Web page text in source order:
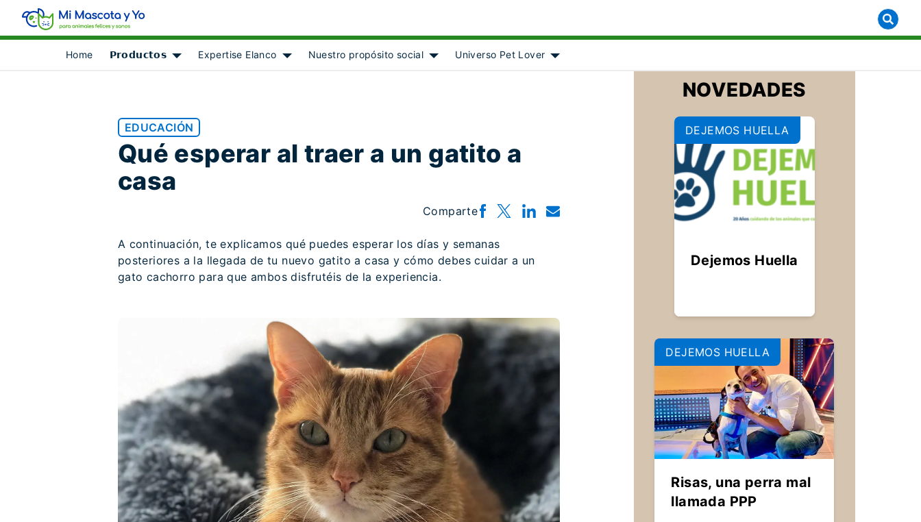
Home
𝗣𝗿𝗼𝗱𝘂𝗰𝘁𝗼𝘀
Show submenu for [object Object]
Expertise Elanco
Show submenu for [object Object]
Nuestro propósito social
Universo Pet Lover
EDUCACIÓN
Qué esperar al traer a un gatito a
casa
Comparte
A continuación, te explicamos qué puedes esperar los días y semanas
posteriores a la llegada de tu nuevo gatito a casa y cómo debes cuidar a un
gato cachorro para que ambos disfrutéis de la experiencia.
NOVEDADES
DEJEMOS HUELLA
Dejemos Huella
DEJEMOS HUELLA
Risas, una perra mal
llamada PPP